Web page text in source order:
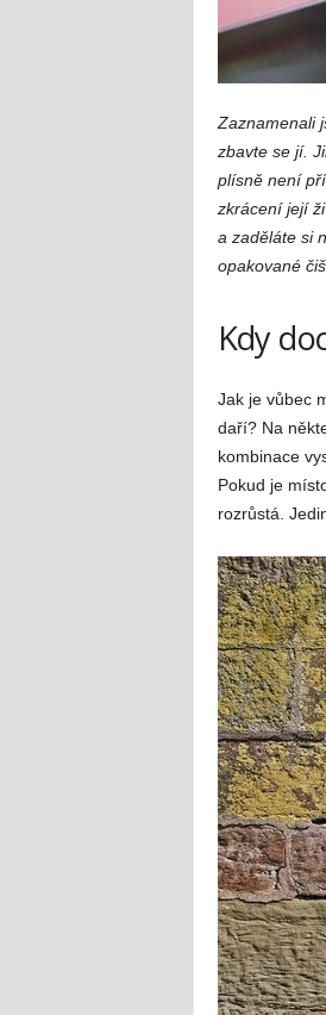
Zaznamenali
zbavte se jí.
plísně není
zkrácení její
a zaděláte si
opakované
Kdy
Jak je vůbec
daří? Na
kombinace
Pokud je
rozrůstá.